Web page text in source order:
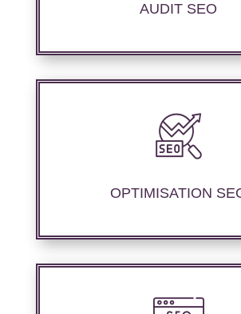
AUDIT SEO
OPTIMISATION
Nous proposons des services
technique de site internet et
performances de